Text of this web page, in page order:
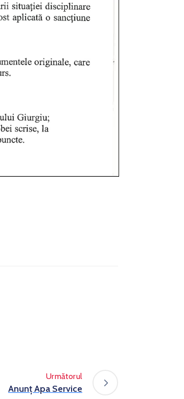
Următorul
Anunț Apa Service